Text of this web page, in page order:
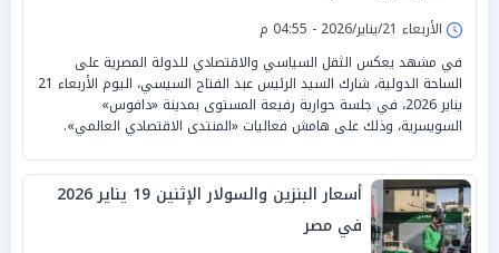
الأربعاء 21/يناير/2026 - 04:55 م
في مشهد يعكس الثقل السياسي والاقتصادي للدولة المصرية على
الساحة الدولية، شارك السيد الرئيس عبد الفتاح السيسي، اليوم الأربعاء 21
يناير 2026، في جلسة حوارية رفيعة المستوى بمدينة «دافوس»
السويسرية، وذلك على هامش فعاليات «المنتدى الاقتصادي العالمي».
أسعار البنزين والسولار الإثنين 19 يناير 2026
في مصر